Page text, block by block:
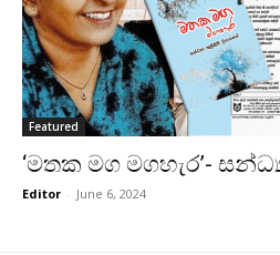
Featured
‘මතක මග මගහැර’-
Editor - June 6, 2024